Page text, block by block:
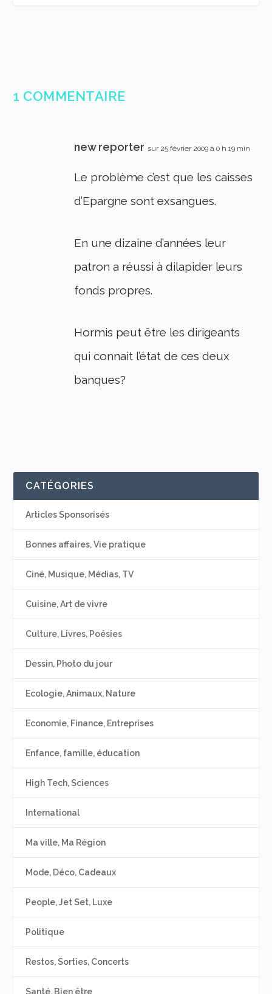
1 COMMENTAIRE
new reporter sur 25 février 2009 à 0 h 19 min
Le problème c’est que les caisses
d’Epargne sont exsangues.
En une dizaine d’années leur
patron a réussi à dilapider leurs
fonds propres.
Hormis peut être les dirigeants
qui connait l’état de ces deux
banques?
CATÉGORIES
Articles Sponsorisés
Bonnes affaires, Vie pratique
Ciné, Musique, Médias, TV
Cuisine, Art de vivre
Culture, Livres, Poésies
Dessin, Photo du jour
Ecologie, Animaux, Nature
Economie, Finance, Entreprises
Enfance, famille, éducation
High Tech, Sciences
International
Ma ville, Ma Région
Mode, Déco, Cadeaux
People, Jet Set, Luxe
Politique
Restos, Sorties, Concerts
Santé, Bien être